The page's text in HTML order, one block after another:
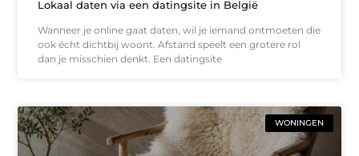
Lokaal daten via een datingsite in België
Wanneer je online gaat daten, wil je iemand ontmoeten die
ook écht dichtbij woont. Afstand speelt een grotere rol
dan je misschien denkt. Een datingsite
WONINGEN